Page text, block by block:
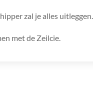
zal je alles uitleggen.
met de Zeilcie.